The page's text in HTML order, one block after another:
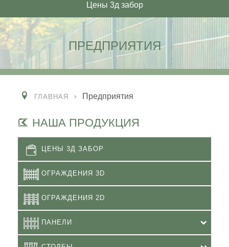
Цены 3д забор
ПРЕДПРИЯТИЯ
ГЛАВНАЯ Предприятия
НАША ПРОДУКЦИЯ
ЦЕНЫ 3Д ЗАБОР
ОГРАЖДЕНИЯ 3D
ОГРАЖДЕНИЯ 2D
ПАНЕЛИ